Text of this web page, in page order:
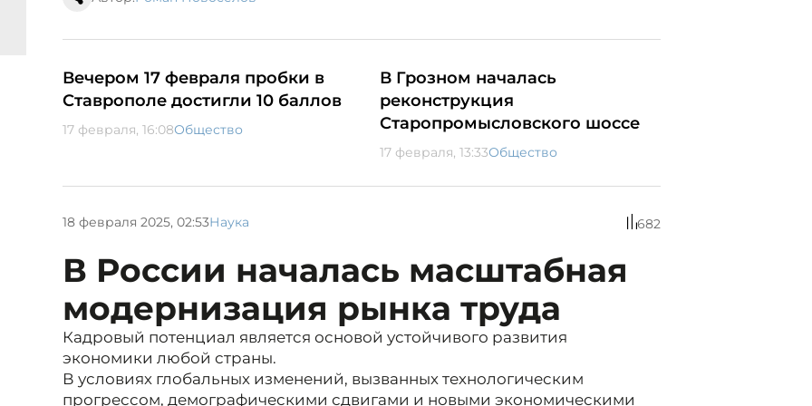
Вечером 17 февраля пробки в
Ставрополе достигли 10 баллов
17 февраля, 16:08Общество
В Грозном началась
реконструкция
Старопромысловского шоссе
17 февраля, 13:33Общество
18 февраля 2025, 02:53Наука 682
В России началась масштабная
модернизация рынка труда
Кадровый потенциал является основой устойчивого развития
экономики любой страны.
В условиях глобальных изменений, вызванных технологическим
прогрессом, демографическими сдвигами и новыми экономическими